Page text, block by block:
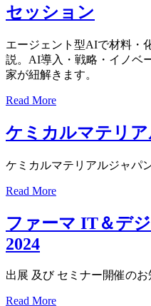
セッション
エージェント型AIで材料・
説。AI導入・戦略・イノベ
家が紐解きます。
Read More
ケミカルマテリ
ケミカルマテリアルジャパ
Read More
ファーマ IT＆デ
2024
出展 及び セミナー開催の
Read More